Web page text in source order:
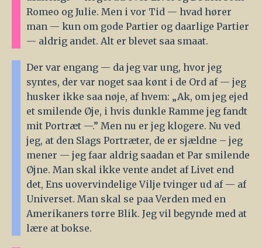
Romeo og Julie. Men i vor Tid — hvad hører
man — kun om gode Partier og daarlige Partier
— aldrig andet. Alt er blevet saa smaat.
Der var engang — da jeg var ung, hvor jeg
syntes, der var noget saa kønt i de Ord af — jeg
husker ikke saa nøje, af hvem: „Ak, om jeg ejed
et smilende Øje, i hvis dunkle Ramme jeg fandt
mit Portræt —.” Men nu er jeg klogere. Nu ved
jeg, at den Slags Portræter, de er sjældne – jeg
mener — jeg faar aldrig saadan et Par smilende
Øjne. Man skal ikke vente andet af Livet end
det, Ens uovervindelige Vilje tvinger ud af — af
Universet. Man skal se paa Verden med en
Amerikaners tørre Blik. Jeg vil begynde med at
lære at bokse.